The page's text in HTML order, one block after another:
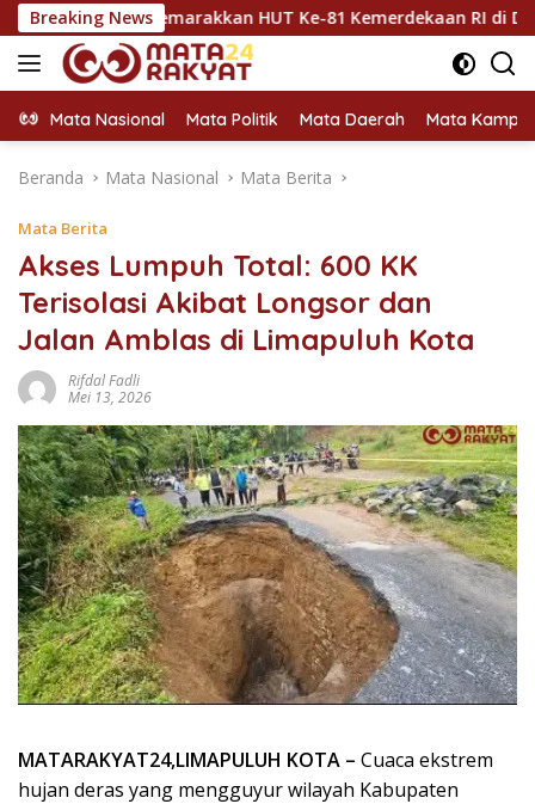
Langsung
ke
konten
Breaking News
Semarakkan HUT Ke-81 Kemerdekaan RI di Dharmasraya
Mata Nasional Mata Politik Mata Daerah Mata
Beranda Mata Nasional Mata Berita
Mata Berita
Akses Lumpuh Total: 600 KK
Terisolasi Akibat Longsor dan
Jalan Amblas di Limapuluh Kota
Rifdal Fadli
Mei 13, 2026
MATARAKYAT24,LIMAPULUH KOTA – Cuaca ekstrem
hujan deras yang mengguyur wilayah Kabupaten